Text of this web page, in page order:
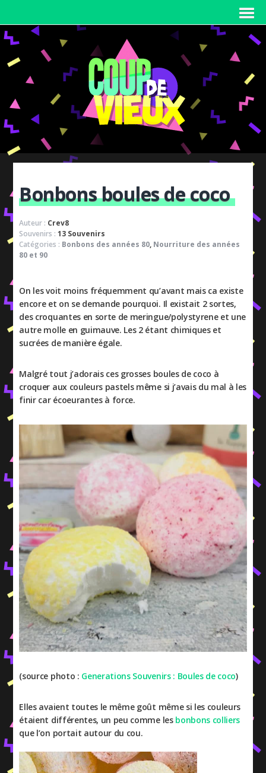
Bonbons boules de coco
Auteur : Crev8
Souvenirs :13 Souvenirs
Catégories : Bonbons des années 80, Nourriture des années
80 et 90
On les voit moins fréquemment qu’avant mais ca existe
encore et on se demande pourquoi. Il existait 2 sortes,
des croquantes en sorte de meringue/polystyrene et une
autre molle en guimauve. Les 2 étant chimiques et
sucrées de manière égale.
Malgré tout j’adorais ces grosses boules de coco à
croquer aux couleurs pastels même si j’avais du mal à les
finir car écoeurantes à force.
(source photo : Generations Souvenirs : Boules de coco)
Elles avaient toutes le même goût même si les couleurs
étaient différentes, un peu comme les bonbons colliers
que l’on portait autour du cou.